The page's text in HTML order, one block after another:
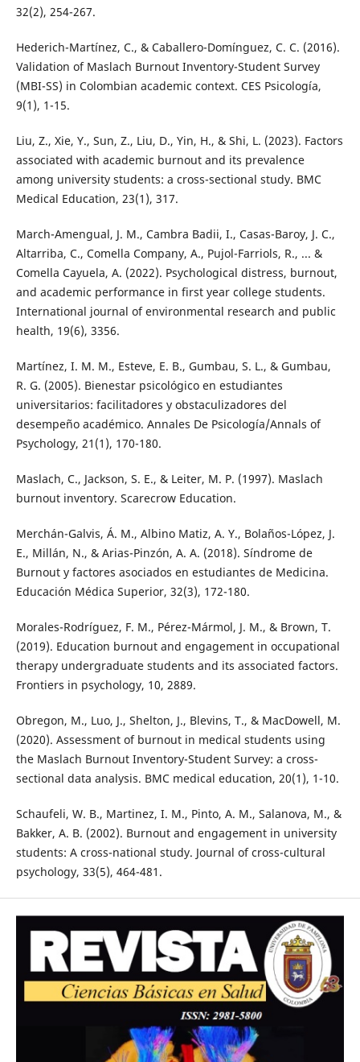
32(2), 254-267.
Hederich-Martínez, C., & Caballero-Domínguez, C. C. (2016).
Validation of Maslach Burnout Inventory-Student Survey
(MBI-SS) in Colombian academic context. CES Psicología,
9(1), 1-15.
Liu, Z., Xie, Y., Sun, Z., Liu, D., Yin, H., & Shi, L. (2023). Factors
associated with academic burnout and its prevalence
among university students: a cross-sectional study. BMC
Medical Education, 23(1), 317.
March-Amengual, J. M., Cambra Badii, I., Casas-Baroy, J. C.,
Altarriba, C., Comella Company, A., Pujol-Farriols, R., ... &
Comella Cayuela, A. (2022). Psychological distress, burnout,
and academic performance in first year college students.
International journal of environmental research and public
health, 19(6), 3356.
Martínez, I. M. M., Esteve, E. B., Gumbau, S. L., & Gumbau,
R. G. (2005). Bienestar psicológico en estudiantes
universitarios: facilitadores y obstaculizadores del
desempeño académico. Annales De Psicología/Annals of
Psychology, 21(1), 170-180.
Maslach, C., Jackson, S. E., & Leiter, M. P. (1997). Maslach
burnout inventory. Scarecrow Education.
Merchán-Galvis, Á. M., Albino Matiz, A. Y., Bolaños-López, J.
E., Millán, N., & Arias-Pinzón, A. A. (2018). Síndrome de
Burnout y factores asociados en estudiantes de Medicina.
Educación Médica Superior, 32(3), 172-180.
Morales-Rodríguez, F. M., Pérez-Mármol, J. M., & Brown, T.
(2019). Education burnout and engagement in occupational
therapy undergraduate students and its associated factors.
Frontiers in psychology, 10, 2889.
Obregon, M., Luo, J., Shelton, J., Blevins, T., & MacDowell, M.
(2020). Assessment of burnout in medical students using
the Maslach Burnout Inventory-Student Survey: a cross-
sectional data analysis. BMC medical education, 20(1), 1-10.
Schaufeli, W. B., Martinez, I. M., Pinto, A. M., Salanova, M., &
Bakker, A. B. (2002). Burnout and engagement in university
students: A cross-national study. Journal of cross-cultural
psychology, 33(5), 464-481.